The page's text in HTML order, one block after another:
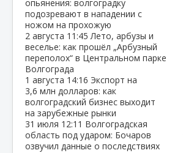
опьянения: волгоградку
подозревают в нападении с
ножом на прохожую
2 августа 11:45Лето, арбузы и
веселье: как прошёл „Арбузный
переполох“ в Центральном парке
Волгограда
1 августа 14:16 Экспорт на
3,6 млн долларов: как
волгоградский бизнес выходит
на зарубежные рынки
31 июля 12:11 Волгоградская
область под ударом: Бочаров
озвучил данные о последствиях